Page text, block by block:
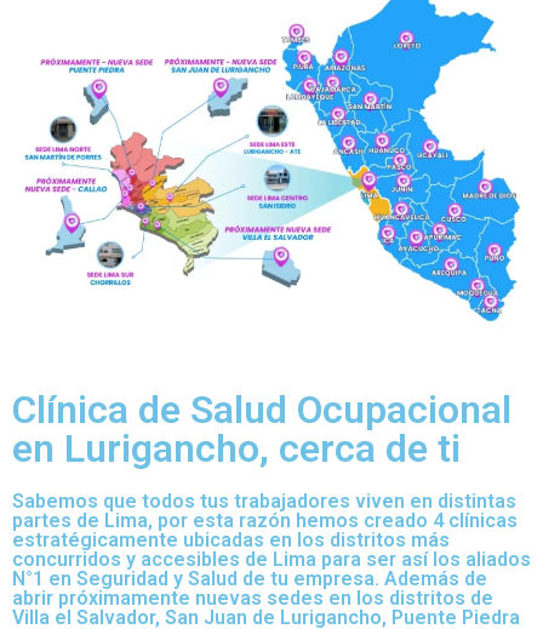
Clínica de Salud Ocupacional
en Lurigancho, cerca de ti
Sabemos que todos tus trabajadores viven en distintas
partes de Lima, por esta razón hemos creado 4 clínicas
estratégicamente ubicadas en los distritos más
concurridos y accesibles de Lima para ser así los aliados
N°1 en Seguridad y Salud de tu empresa. Además de
abrir próximamente nuevas sedes en los distritos de
Villa el Salvador, San Juan de Lurigancho, Puente Piedra